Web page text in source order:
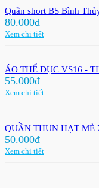
Quần short BS Bình
80.000đ
Xem chi tiết
ÁO THỂ DỤC VS16 -
55.000đ
Xem chi tiết
QUẦN THUN HẠT MÈ
50.000đ
Xem chi tiết